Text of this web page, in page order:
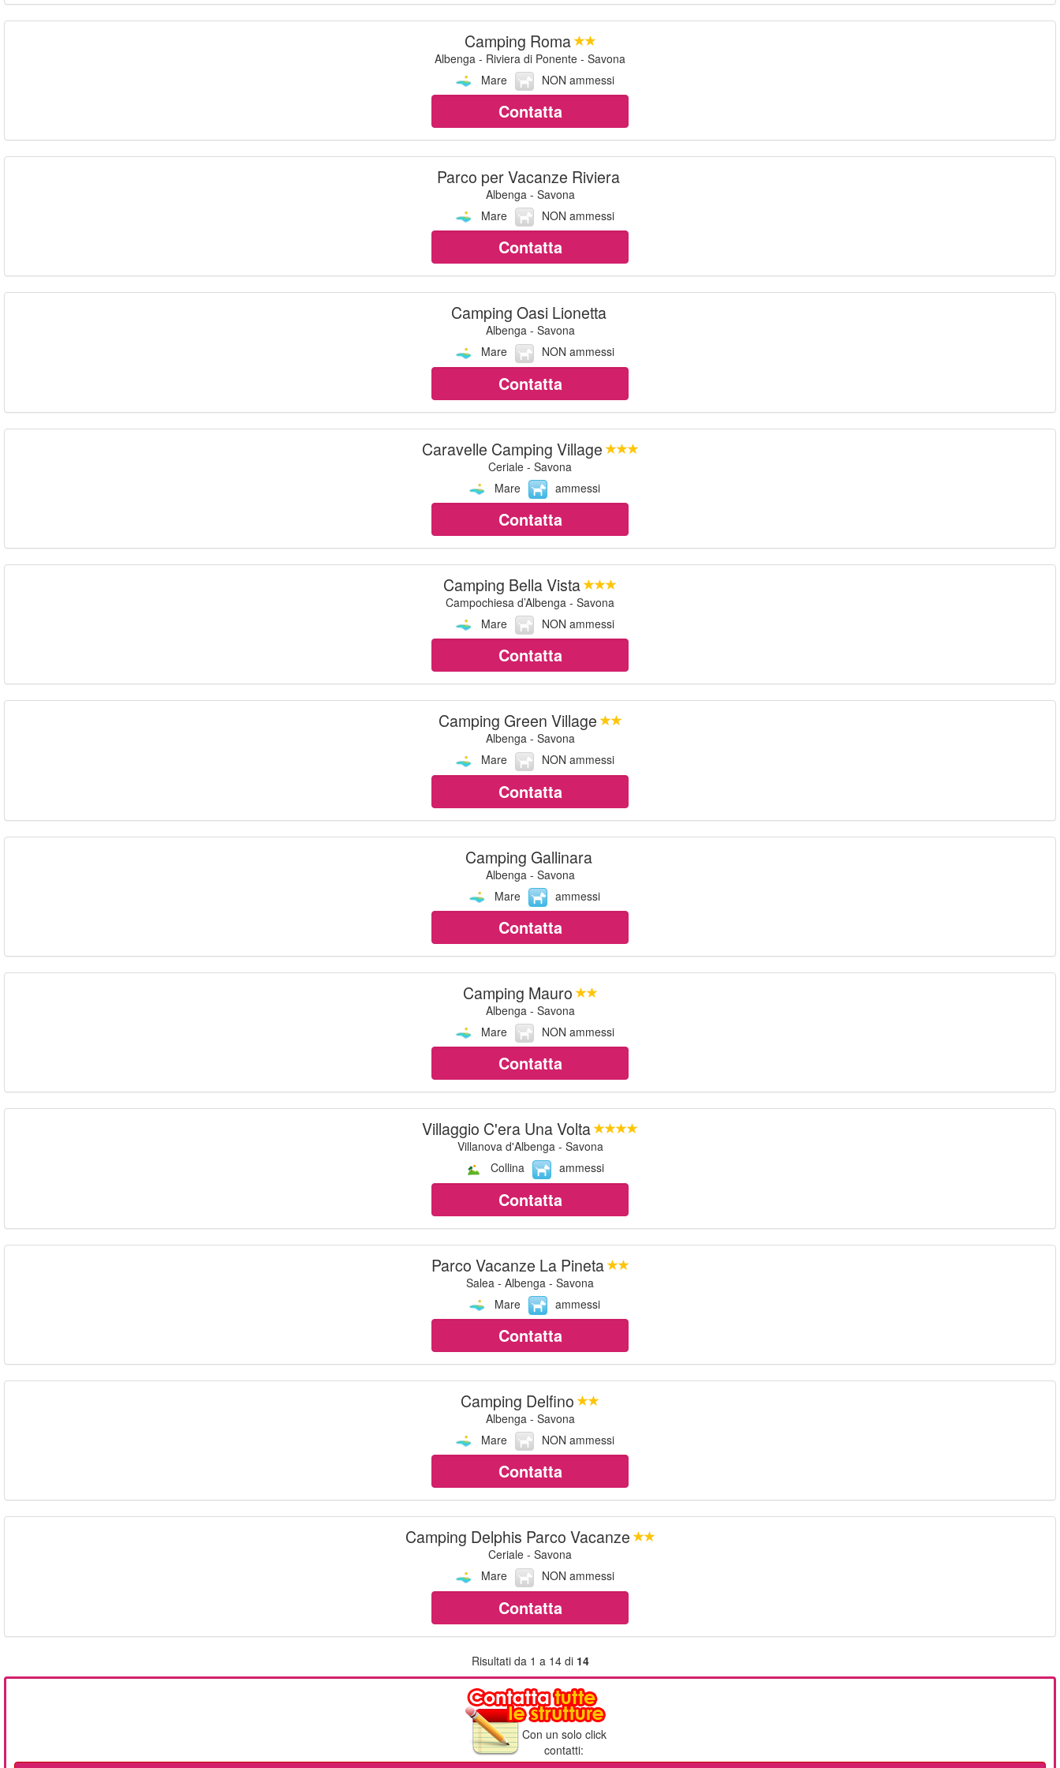
Camping Roma
Albenga - Riviera di Ponente - Savona
Mare
NON ammessi
Contatta
Parco per Vacanze Riviera
Albenga - Savona
Mare
NON ammessi
Contatta
Camping Oasi Lionetta
Albenga - Savona
Mare
NON ammessi
Contatta
Caravelle Camping Village
Ceriale - Savona
Mare
ammessi
Contatta
Camping Bella Vista
Campochiesa d’Albenga - Savona
Mare
NON ammessi
Contatta
Camping Green Village
Albenga - Savona
Mare
NON ammessi
Contatta
Camping Gallinara
Albenga - Savona
Mare
ammessi
Contatta
Camping Mauro
Albenga - Savona
Mare
NON ammessi
Contatta
Villaggio C'era Una Volta
Villanova d'Albenga - Savona
Collina
ammessi
Contatta
Parco Vacanze La Pineta
Salea - Albenga - Savona
Mare
ammessi
Contatta
Camping Delfino
Albenga - Savona
Mare
NON ammessi
Contatta
Camping Delphis Parco Vacanze
Ceriale - Savona
Mare
NON ammessi
Contatta
Risultati da 1 a 14 di 14
Con un solo click
contatti: